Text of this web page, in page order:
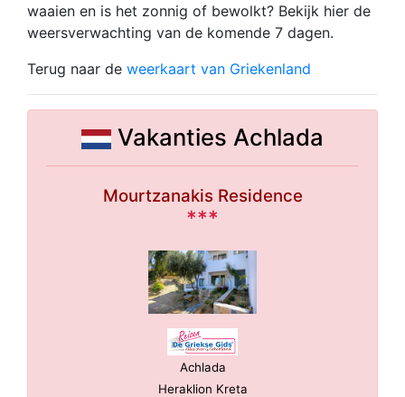
waaien en is het zonnig of bewolkt? Bekijk hier de
weersverwachting van de komende 7 dagen.
Terug naar de weerkaart van Griekenland
Vakanties Achlada
Mourtzanakis Residence
***
Achlada
Heraklion Kreta